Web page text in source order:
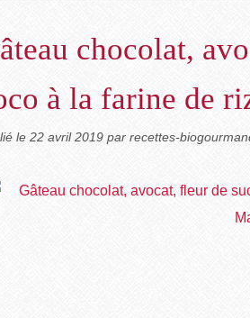
chocolat,
à la farine de
le 22 avril 2019 par recettes-